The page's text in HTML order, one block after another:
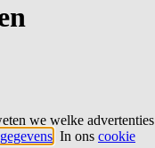
we welke advertenties
. In ons cookie